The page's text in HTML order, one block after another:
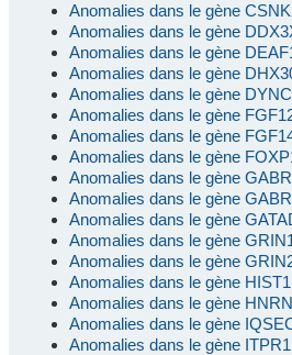
Anomalies dans le gène
Anomalies dans le gène
Anomalies dans le gène
Anomalies dans le gène
Anomalies dans le gène
Anomalies dans le gène
Anomalies dans le gène
Anomalies dans le gène
Anomalies dans le gène
Anomalies dans le gène
Anomalies dans le gène
Anomalies dans le gène
Anomalies dans le gène
Anomalies dans le gène
Anomalies dans le gène
Anomalies dans le gène
Anomalies dans le gène ITPR1